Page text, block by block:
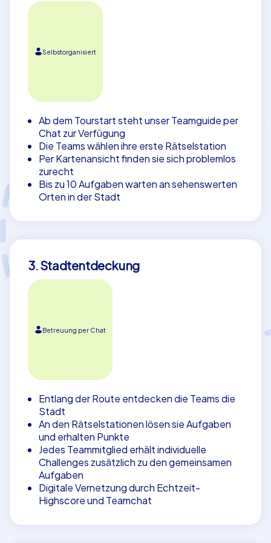
Selbstorganisiert
Ab dem Tourstart steht unser Teamguide per
Chat zur Verfügung
Die Teams wählen ihre erste Rätselstation
Per Kartenansicht finden sie sich problemlos
zurecht
Bis zu 10 Aufgaben warten an sehenswerten
Orten in der Stadt
3. Stadtentdeckung
Betreuung per Chat
Entlang der Route entdecken die Teams die
Stadt
An den Rätselstationen lösen sie Aufgaben
und erhalten Punkte
Jedes Teammitglied erhält individuelle
Challenges zusätzlich zu den gemeinsamen
Aufgaben
Digitale Vernetzung durch Echtzeit-
Highscore und Teamchat